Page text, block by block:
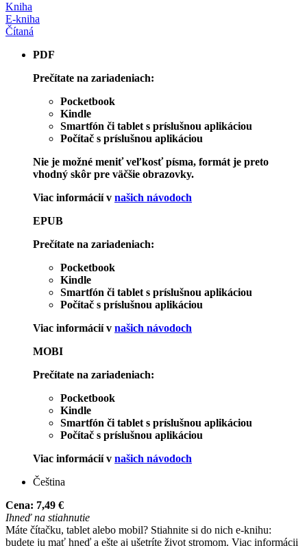
Kniha
E-kniha
Čítaná
PDF
Prečítate na zariadeniach:
Pocketbook
Kindle
Smartfón či tablet s príslušnou aplikáciou
Počítač s príslušnou aplikáciou
Nie je možné meniť veľkosť písma, formát je preto
vhodný skôr pre väčšie obrazovky.
Viac informácií v našich návodoch
EPUB
Prečítate na zariadeniach:
Pocketbook
Kindle
Smartfón či tablet s príslušnou aplikáciou
Počítač s príslušnou aplikáciou
Viac informácií v našich návodoch
MOBI
Prečítate na zariadeniach:
Pocketbook
Kindle
Smartfón či tablet s príslušnou aplikáciou
Počítač s príslušnou aplikáciou
Viac informácií v našich návodoch
Čeština
Cena: 7,49 €
Ihneď na stiahnutie
Máte čítačku, tablet alebo mobil? Stiahnite si do nich e-knihu:
budete ju mať hneď a ešte aj ušetríte život stromom. Viac informácii